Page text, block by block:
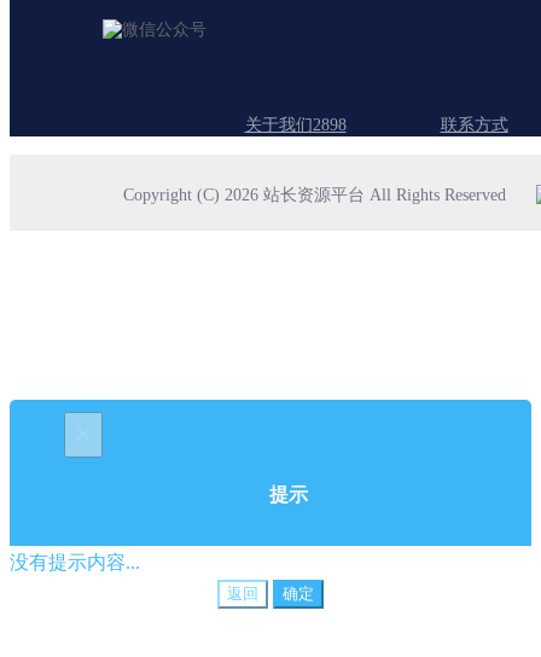
关于我们2898 联系方式
Copyright (C) 2026 站长资源平台 All Rights Reserved
提示
没有提示内容...
返回 确定